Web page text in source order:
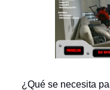
¿Qué se necesita